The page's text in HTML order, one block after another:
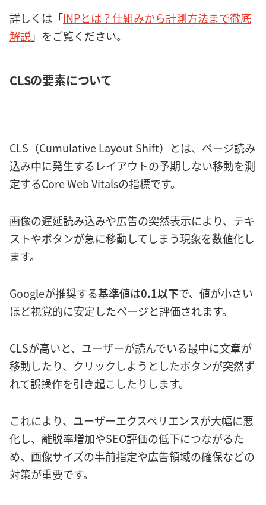
詳しくは「INPとは？仕組みから計測方法まで徹底
解説」をご覧ください。
CLSの要素について
CLS（Cumulative Layout Shift）とは、ページ読み
込み中に発生するレイアウトの予期しない移動を測
定するCore Web Vitalsの指標です。
画像の遅延読み込みや広告の突然表示により、テキ
ストやボタンが急に移動してしまう現象を数値化し
ます。
Googleが推奨する基準値は0.1以下で、値が小さい
ほど視覚的に安定したページと評価されます。
CLSが高いと、ユーザーが読んでいる最中に文章が
移動したり、クリックしようとしたボタンが突然ず
れて誤操作を引き起こしたりします。
これにより、ユーザーエクスペリエンスが大幅に悪
化し、離脱率増加やSEO評価の低下につながるた
め、画像サイズの事前指定や広告領域の確保などの
対策が重要です。